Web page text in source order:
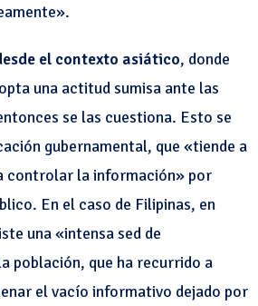
el contexto asiático, donde
una actitud sumisa ante las
se las cuestiona. Esto se
gubernamental, que «tiende a
controlar la información» por
En el caso de Filipinas, en
una «intensa sed de
población, que ha recurrido a
el vacío informativo dejado por